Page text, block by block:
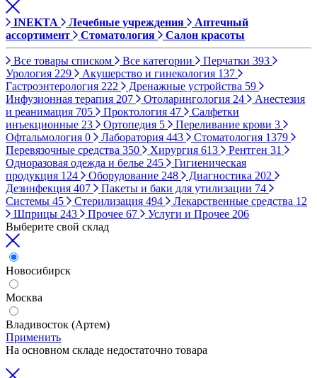
INEKTA Лечебные учреждения
Аптечный
ассортимент
Стоматология Салон красоты
Все товары списком Все категории Перчатки 393
Урология 229 Акушерство и гинекология 137
Гастроэнтерология 222 Дренажные устройства 59
Инфузионная терапия 207 Отоларингология 24
Анестезия
и реанимация 705 Проктология 47
Салфетки
инъекционные 23 Ортопедия 5 Переливание крови 3
Офтальмология 0 Лаборатория 443 Стоматология 1379
Перевязочные средства 350 Хирургия 613 Рентген 31
Одноразовая одежда и белье 245
Гигиеническая
продукция 124 Оборудование 248 Диагностика 202
Дезинфекция 407 Пакеты и баки для утилизации 74
Системы 45 Стерилизация 494 Лекарственные средства 12
Шприцы 243 Прочее 67 Услуги и Прочее 206
Выберите свой склад
Новосибирск
Москва
Владивосток (Артем)
Применить
На основном складе недостаточно товара